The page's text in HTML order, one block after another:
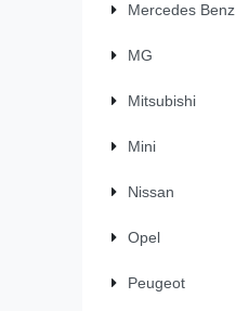
Mercedes Benz
MG
Mitsubishi
Mini
Nissan
Opel
Peugeot